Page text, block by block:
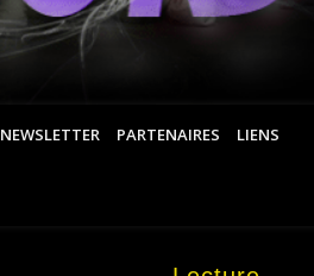
NEWSLETTER PARTENAIRES LIENS